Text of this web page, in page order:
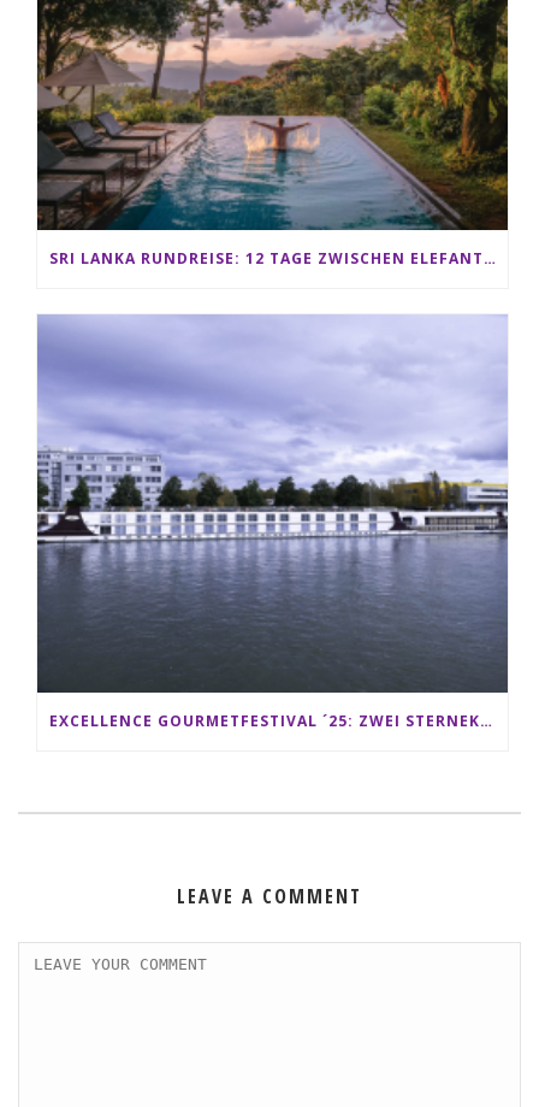
SRI LANKA RUNDREISE: 12 TAGE ZWISCHEN ELEFANTEN, TEEPLANTAGEN & STRAND ALS FAMILIE
EXCELLENCE GOURMETFESTIVAL ´25: ZWEI STERNEKÖCHE ANTONIO GUIDA & DARIO MORESCO VERWÖHNEN IHRE GÄSTE AUF EINER LUXERIÖSEN SCHIFFSREISE
LEAVE A COMMENT